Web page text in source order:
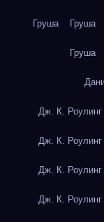
Груша Груша
Груша
Дж. К.
Дж. К.
Дж. К.
Дж. К.